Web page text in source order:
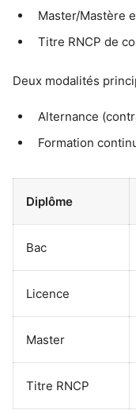
Master/Mastère
Titre RNCP de
Deux modalités
Alternance
Formation
Diplôme
Bac
Licence
Master
Titre RNCP